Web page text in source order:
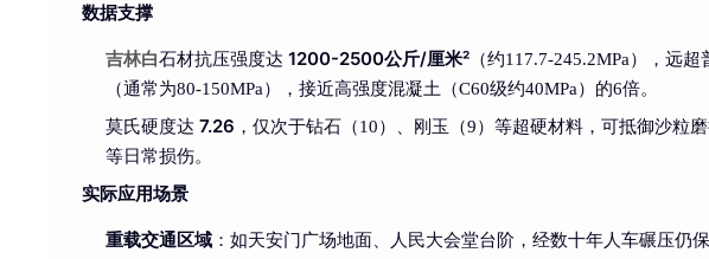
数据支撑
吉林白石材抗压强度达 1200-2500公斤/厘米² （约117.7-245.2MPa），远
（通常为80-150MPa），接近高强度混凝土（C60级约40MPa）的6倍。
莫氏硬度达 7.26 ，仅次于钻石（10）、刚玉（9）等超硬材料，可抵御沙粒
等日常损伤。
实际应用场景
重载交通区域 ：如天安门广场地面、人民大会堂台阶，经数十年人车碾压仍